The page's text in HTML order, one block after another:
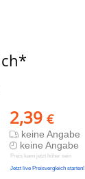
2,39 €
keine Angabe
keine Angabe
Preis kann jetzt höher sein
Jetzt live Preisvergleich starten!